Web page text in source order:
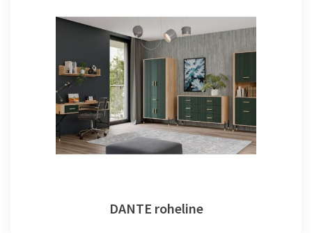
DANTE roheline